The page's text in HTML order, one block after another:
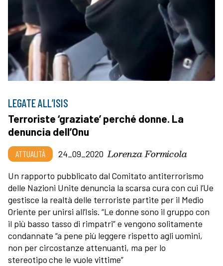
LEGATE ALL’ISIS
Terroriste ‘graziate’ perché donne. La
denuncia dell’Onu
ATTUALITÀ 24_09_2020 Lorenza Formicola
Un rapporto pubblicato dal Comitato antiterrorismo
delle Nazioni Unite denuncia la scarsa cura con cui l’Ue
gestisce la realtà delle terroriste partite per il Medio
Oriente per unirsi all’Isis. “Le donne sono il gruppo con
il più basso tasso di rimpatri” e vengono solitamente
condannate “a pene più leggere rispetto agli uomini,
non per circostanze attenuanti, ma per lo
stereotipoche le vuole vittime”